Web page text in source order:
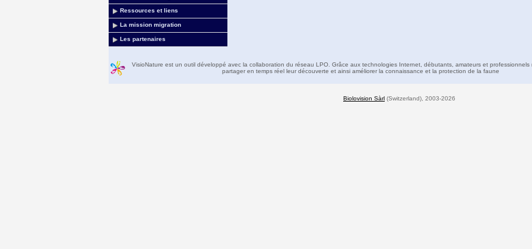
Ressources et liens
La mission migration
Les partenaires
VisioNature est un outil développé avec la collaboration du réseau LPO. Grâce aux technologies Internet, débutants, amateurs et professionnels
partager en temps réel leur découverte et ainsi améliorer la connaissance et la protection de la faune
Biolovision Sàrl (Switzerland), 2003-2026